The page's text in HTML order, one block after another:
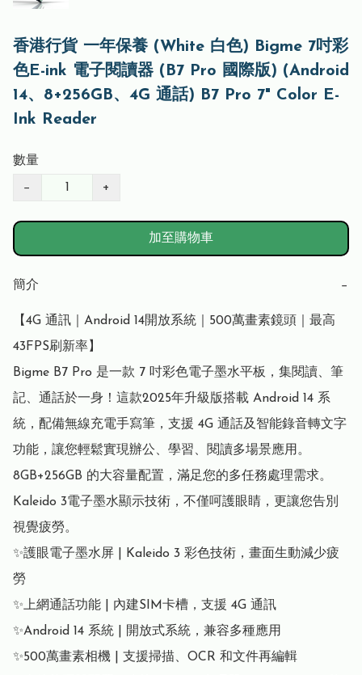
香港行貨 一年保養 (White 白色) Bigme 7吋彩
色E-ink 電子閱讀器 (B7 Pro 國際版) (Android
14、8+256GB、4G 通話) B7 Pro 7" Color E-
Ink Reader
數量
− +
加至購物車
簡介 −
【4G 通訊｜Android 14開放系統｜500萬畫素鏡頭｜最高
43FPS刷新率】
Bigme B7 Pro 是一款 7 吋彩色電子墨水平板，集閱讀、筆
記、通話於一身！這款2025年升級版搭載 Android 14 系
統，配備無線充電手寫筆，支援 4G 通話及智能錄音轉文字
功能，讓您輕鬆實現辦公、學習、閱讀多場景應用。
8GB+256GB 的大容量配置，滿足您的多任務處理需求。
Kaleido 3電子墨水顯示技術，不僅呵護眼睛，更讓您告別
視覺疲勞。
✨護眼電子墨水屏 | Kaleido 3 彩色技術，畫面生動減少疲
勞
✨上網通話功能 | 內建SIM卡槽，支援 4G 通訊
✨Android 14 系統 | 開放式系統，兼容多種應用
✨500萬畫素相機 | 支援掃描、OCR 和文件再編輯